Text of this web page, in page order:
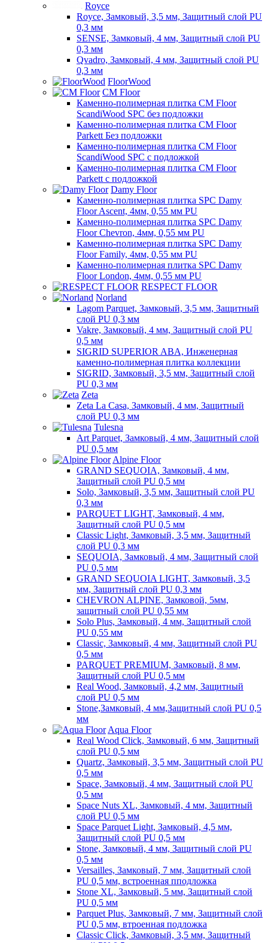
Royce
Royce, Замковый, 3,5 мм, Защитный слой PU
0,3 мм
SENSE, Замковый, 4 мм, Защитный слой PU
0,3 мм
Qvadro, Замковый, 4 мм, Защитный слой PU
0,3 мм
FloorWood
CM Floor
Каменно-полимерная плитка CM Floor
ScandiWood SPC без подложки
Каменно-полимерная плитка CM Floor
Parkett Без подложки
Каменно-полимерная плитка CM Floor
ScandiWood SPC с подложкой
Каменно-полимерная плитка CM Floor
Parkett с подложкой
Damy Floor
Каменно-полимерная плитка SPC Damy
Floor Ascent, 4мм, 0,55 мм PU
Каменно-полимерная плитка SPC Damy
Floor Chevron, 4мм, 0,55 мм PU
Каменно-полимерная плитка SPC Damy
Floor Family, 4мм, 0,55 мм PU
Каменно-полимерная плитка SPC Damy
Floor London, 4мм, 0,55 мм PU
RESPECT FLOOR
Norland
Lagom Parquet, Замковый, 3,5 мм, Защитный
слой PU 0,3 мм
Vakre, Замковый, 4 мм, Защитный слой PU
0,5 мм
SIGRID SUPERIOR ABA, Инженерная
каменно-полимерная плитка коллекции
SIGRID, Замковый, 3,5 мм, Защитный слой
PU 0,3 мм
Zeta
Zeta La Casa, Замковый, 4 мм, Защитный
слой PU 0,3 мм
Tulesna
Art Parquet, Замковый, 4 мм, Защитный слой
PU 0,5 мм
Alpine Floor
GRAND SEQUOIA, Замковый, 4 мм,
Защитный слой PU 0,5 мм
Solo, Замковый, 3,5 мм, Защитный слой PU
0,3 мм
PARQUET LIGHT, Замковый, 4 мм,
Защитный слой PU 0,5 мм
Classic Light, Замковый, 3,5 мм, Защитный
слой PU 0,3 мм
SEQUOIA, Замковый, 4 мм, Защитный слой
PU 0,5 мм
GRAND SEQUOIA LIGHT, Замковый, 3,5
мм, Защитный слой PU 0,3 мм
CHEVRON ALPINE, Замковой, 5мм,
защитный слой PU 0,55 мм
Solo Plus, Замковый, 4 мм, Защитный слой
PU 0,55 мм
Classic, Замковый, 4 мм, Защитный слой PU
0,5 мм
PARQUET PREMIUM, Замковый, 8 мм,
Защитный слой PU 0,5 мм
Real Wood, Замковый, 4,2 мм, Защитный
слой PU 0,5 мм
Stone,Замковый, 4 мм,Защитный слой PU 0,5
мм
Aqua Floor
Real Wood Click, Замковый, 6 мм, Защитный
слой PU 0,5 мм
Quartz, Замковый, 3,5 мм, Защитный слой PU
0,5 мм
Space, Замковый, 4 мм, Защитный слой PU
0,5 мм
Space Nuts XL, Замковый, 4 мм, Защитный
слой PU 0,5 мм
Space Parquet Light, Замковый, 4,5 мм,
Защитный слой PU 0,5 мм
Stone, Замковый, 4 мм, Защитный слой PU
0,5 мм
Versailles, Замковый, 7 мм, Защитный слой
PU 0,5 мм, встроенная пподложка
Stone XL, Замковый, 5 мм, Защитный слой
PU 0,5 мм
Parquet Plus, Замковый, 7 мм, Защитный слой
PU 0,5 мм, втроенная подложка
Classic Click, Замковый, 3,5 мм, Защитный